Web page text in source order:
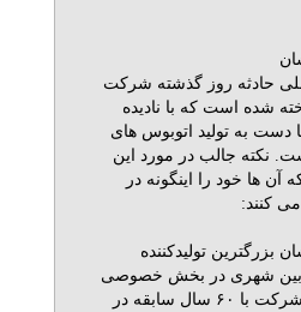
حادثه روز گذشته شرکت
شده است که با نادیده
دست به تولید اتوبوس های
نکته جالب در مورد این
ها خود را اینگونه در
کنند:
تولیدکننده
بین شهری در بخش خصوصی
کشور است. این شرکت با ۶۰ سال سابقه در